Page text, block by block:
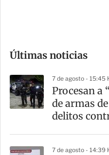
m
a
r
t
Últimas noticias
7 de agosto - 15:45
Procesan a
de armas
delitos
7 de agosto - 14:39